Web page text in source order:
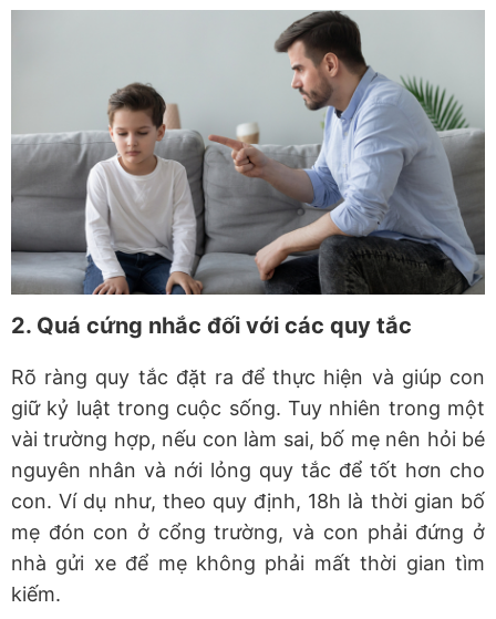
2. Quá cứng nhắc đối với các quy tắc
Rõ ràng quy tắc đặt ra để thực hiện và giúp con
giữ kỷ luật trong cuộc sống. Tuy nhiên trong một
vài trường hợp, nếu con làm sai, bố mẹ nên hỏi bé
nguyên nhân và nới lỏng quy tắc để tốt hơn cho
con. Ví dụ như, theo quy định, 18h là thời gian bố
mẹ đón con ở cổng trường, và con phải đứng ở
nhà gửi xe để mẹ không phải mất thời gian tìm
kiếm.